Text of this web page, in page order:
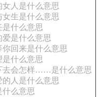
人是什么意思
女生是什么意思
什么意思
是什么意思
回来是什么意思
什么意思
去会怎样……是什么意思
人是什么意思
什么意思